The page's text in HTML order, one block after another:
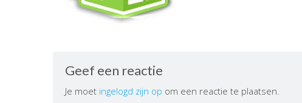
Geef een reactie
Je moet ingelogd zijn op om een reactie te plaatsen.